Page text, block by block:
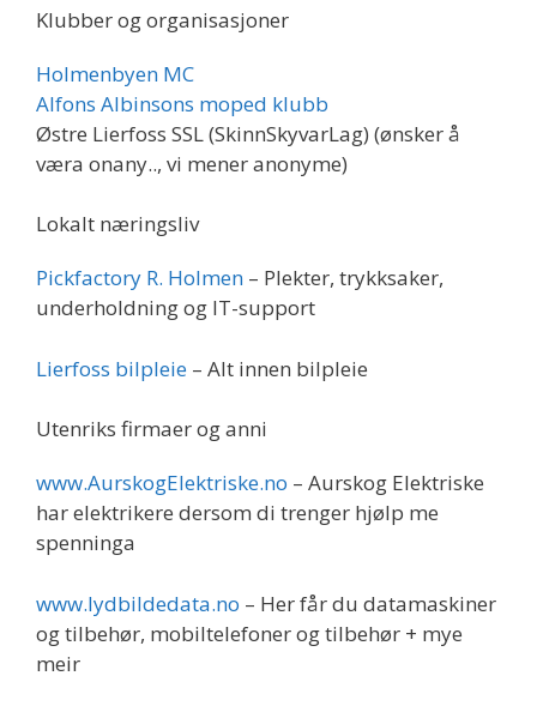
Klubber og organisasjoner
Holmenbyen MC
Alfons Albinsons moped klubb
Østre Lierfoss SSL (SkinnSkyvarLag) (ønsker å
væra onany.., vi mener anonyme)
Lokalt næringsliv
Pickfactory R. Holmen – Plekter, trykksaker,
underholdning og IT-support
Lierfoss bilpleie – Alt innen bilpleie
Utenriks firmaer og anni
www.AurskogElektriske.no – Aurskog Elektriske
har elektrikere dersom di trenger hjølp me
spenninga
www.lydbildedata.no – Her får du datamaskiner
og tilbehør, mobiltelefoner og tilbehør + mye
meir